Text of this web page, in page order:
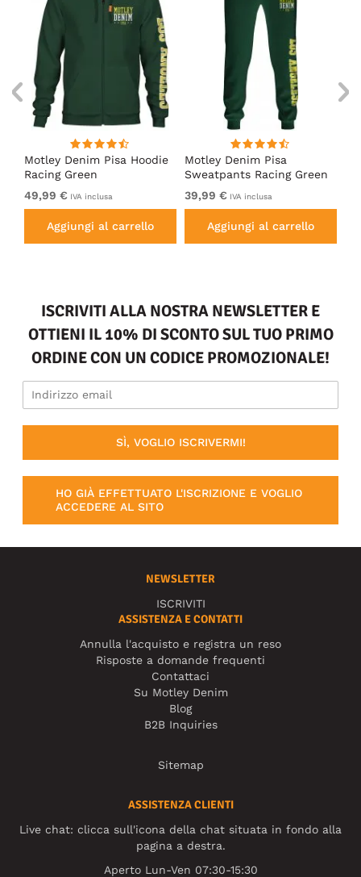
Motley Denim Pisa Hoodie
Racing Green
49,99 € IVA inclusa
Aggiungi al carrello
Motley Denim Pisa
Sweatpants Racing Green
39,99 € IVA inclusa
Aggiungi al carrello
ISCRIVITI ALLA NOSTRA NEWSLETTER E
OTTIENI IL 10% DI SCONTO SUL TUO PRIMO
ORDINE CON UN CODICE PROMOZIONALE!
SÌ, VOGLIO ISCRIVERMI!
HO GIÀ EFFETTUATO L'ISCRIZIONE E VOGLIO
ACCEDERE AL SITO
NEWSLETTER
ISCRIVITI
ASSISTENZA E CONTATTI
Annulla l'acquisto e registra un reso
Risposte a domande frequenti
Contattaci
Su Motley Denim
Blog
B2B Inquiries
Sitemap
ASSISTENZA CLIENTI
Live chat: clicca sull'icona della chat situata in fondo alla
pagina a destra.
Aperto Lun-Ven 07:30-15:30